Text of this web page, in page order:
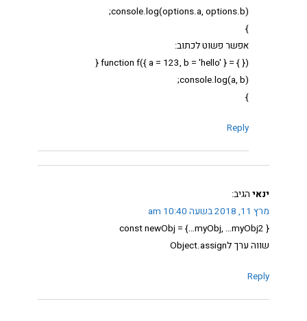
console.log(options.a, options.b);
}
אפשר פשוט לכתוב:
function f({ a = 123, b = 'hello' } = { }) {
console.log(a, b);
}
Reply
ינאי הגיב:
מרץ 11, 2018 בשעה 10:40 am
{ const newObj = {…myObj, …myObj2
שווה ערך לObject.assign
Reply